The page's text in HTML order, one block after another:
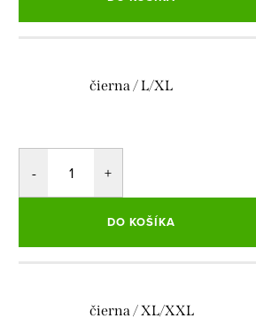
čierna / L/XL
DO KOŠÍKA
čierna / XL/XXL